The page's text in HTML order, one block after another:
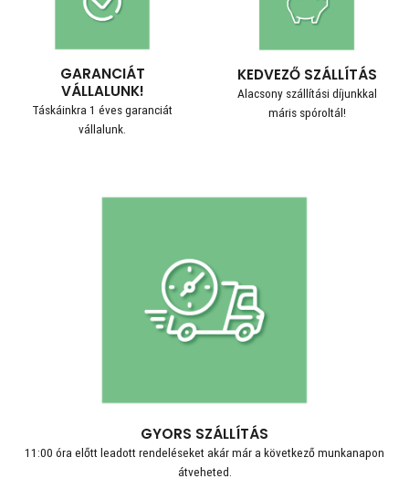
GARANCIÁT
VÁLLALUNK!
Táskáinkra 1 éves garanciát
vállalunk.
KEDVEZŐ SZÁLLÍTÁS
Alacsony szállítási díjunkkal
máris spóroltál!
GYORS SZÁLLÍTÁS
11:00 óra előtt leadott rendeléseket akár már a következő munkanapon
átveheted.